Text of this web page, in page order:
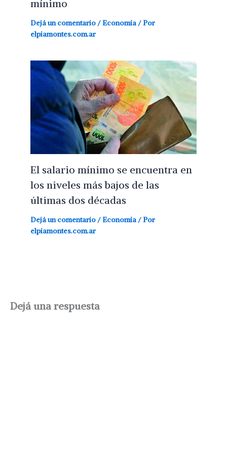
mínimo
Dejá un comentario / Economía / Por
elpiamontes.com.ar
El salario mínimo se encuentra en
los niveles más bajos de las
últimas dos décadas
Dejá un comentario / Economía / Por
elpiamontes.com.ar
Dejá una respuesta